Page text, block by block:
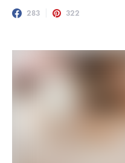
283 322